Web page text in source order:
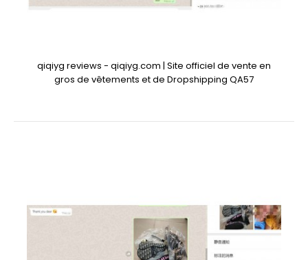
qiqiyg reviews - qiqiyg.com | Site officiel de vente en
gros de vêtements et de Dropshipping QA57